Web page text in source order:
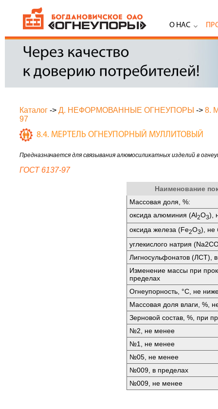
О НАС
Каталог -> Д. НЕФОРМОВАННЫЕ ОГНЕУПОРЫ -> 8.
97
8.4. МЕРТЕЛЬ ОГНЕУПОРНЫЙ МУЛЛИТОВЫЙ
Предназначается для связывания алюмосиликатных изделий в
ГОСТ 6137-97
Наименование
Массовая доля, %:
оксида алюминия (Аl2O3),
оксида железа (Fе2O3), не
углекислого натрия
Лигносульфонатов (ЛСТ),
Изменение массы при
пределах
Огнеупорность, °C, не
Массовая доля влаги, %,
Зерновой состав, %, при
№2, не менее
№1, не менее
№05, не менее
№009, в пределах
№009, не менее